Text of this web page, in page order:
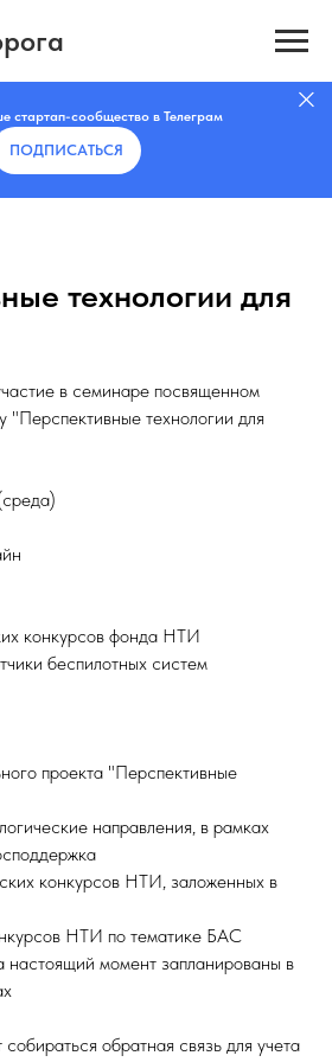
стартап-сообщество в Телеграм
ПОДПИСАТЬCЯ
технологии для
в семинаре посвященном
"Перспективные технологии для
конкурсов фонда НТИ
беспилотных систем
проекта "Перспективные
направления, в рамках
конкурсов НТИ, заложенных в
НТИ по тематике БАС
настоящий момент запланированы в
обратная связь для учета